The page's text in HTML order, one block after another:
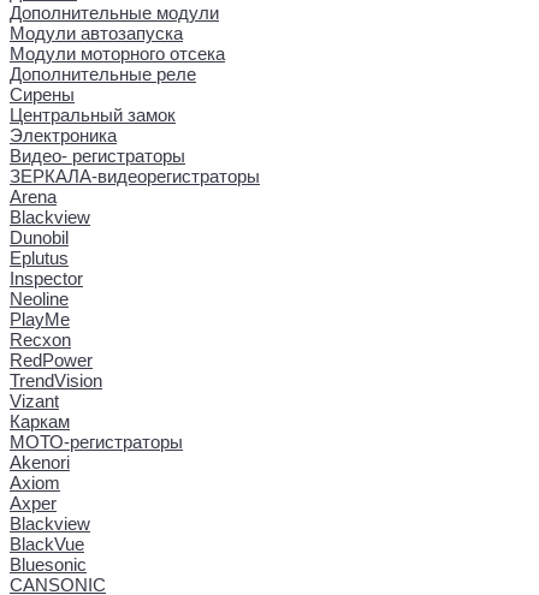
Дополнительные модули
Модули автозапуска
Модули моторного отсека
Дополнительные реле
Сирены
Центральный замок
Электроника
Видео- регистраторы
ЗЕРКАЛА-видеорегистраторы
Arena
Blackview
Dunobil
Eplutus
Inspector
Neoline
PlayMe
Recxon
RedPower
TrendVision
Vizant
Каркам
МОТО-регистраторы
Akenori
Axiom
Axper
Blackview
BlackVue
Bluesonic
CANSONIC